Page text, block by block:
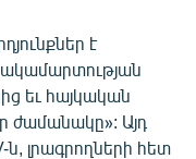
է
եւ հայկական
ժամանակը»: Այդ
ն, լրագրողների հետ